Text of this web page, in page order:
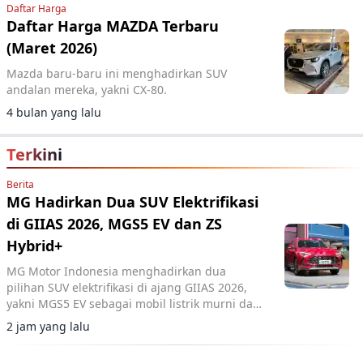
Daftar Harga
Daftar Harga MAZDA Terbaru
(Maret 2026)
Mazda baru-baru ini menghadirkan SUV
andalan mereka, yakni CX-80.
4 bulan yang lalu
Terkini
Berita
MG Hadirkan Dua SUV Elektrifikasi
di GIIAS 2026, MGS5 EV dan ZS
Hybrid+
MG Motor Indonesia menghadirkan dua
pilihan SUV elektrifikasi di ajang GIIAS 2026,
yakni MGS5 EV sebagai mobil listrik murni dan
MG ZS Hybrid+ yang mengusung teknologi full
hybrid.
2 jam yang lalu